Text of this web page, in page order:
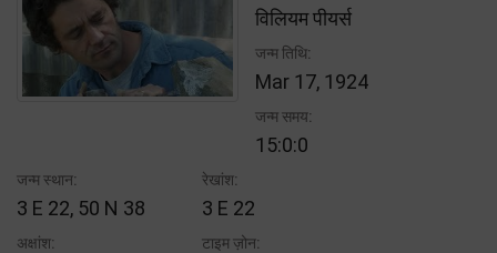
विलियम पीयर्स
जन्म तिथि:
Mar 17, 1924
जन्म समय:
15:0:0
जन्म स्थान:
3 E 22, 50 N 38
रेखांश:
3 E 22
अक्षांश: टाइम ज़ोन: